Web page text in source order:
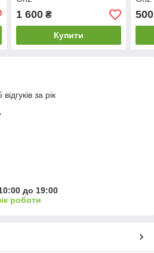
1 600₴
Купити
500
за рік
до 19:00
роботи